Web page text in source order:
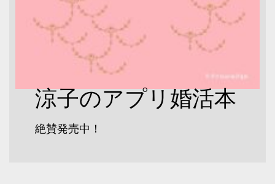
涼子のアプリ婚活本
絶賛発売中！